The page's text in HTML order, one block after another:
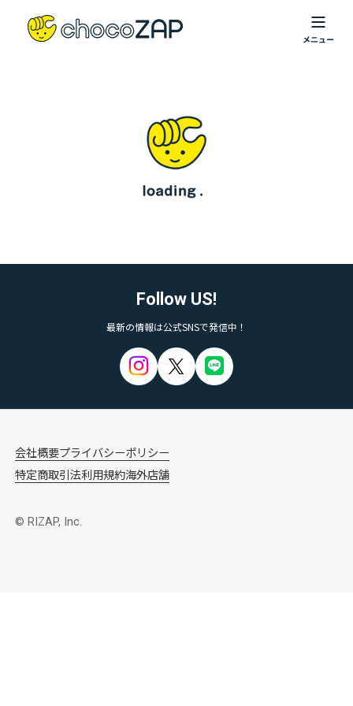
Follow US!
最新の情報は公式SNSで発信中！
会社概要プライバシーポリシー
特定商取引法利用規約海外店舗
© RIZAP, Inc.